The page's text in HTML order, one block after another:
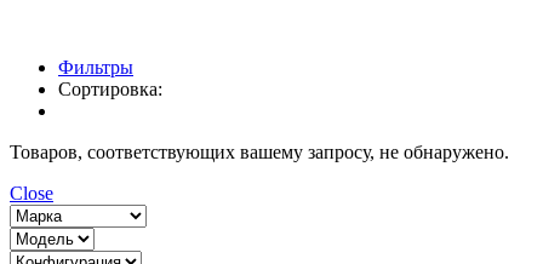
Фильтры
Сортировка:
Товаров, соответствующих вашему запросу, не обнаружено.
Close